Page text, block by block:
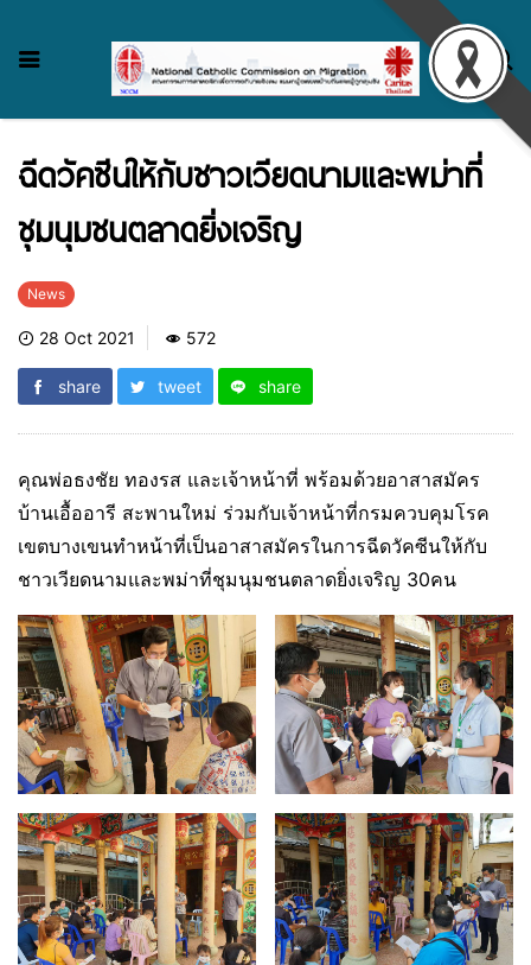
ฉีดวัคซีนให้กับชาวเวียดนามและพม่าที่
ชุมนุมชนตลาดยิ่งเจริญ
News
28 Oct 2021 572
share tweet share
คุณพ่อธงชัย​ ทองรส​ และเจ้าหน้าที่​ พร้อมด้วยอาสาสมัคร
บ้านเอื้ออารี สะพานใหม่ ร่วมกับเจ้าหน้าที่กรมควบคุมโรค​
เขตบางเขนทำหน้าที่เป็นอาสาสมัครในการฉีดวัคซีนให้กับ
ชาวเวียดนามและพม่าที่ชุมนุมชนตลาดยิ่งเจริญ 30​คน